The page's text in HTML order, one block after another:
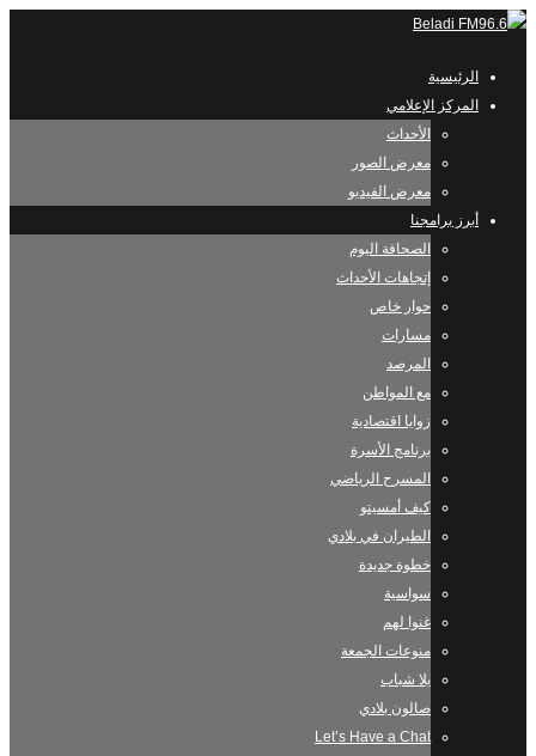
الرئيسية
المركز الإعلامي
الأحداث
معرض الصور
معرض الفيديو
أبرز برامجنا
الصحافة اليوم
إتجاهات الأحداث
حوار خاص
مسارات
المرصد
مع المواطن
زوايا اقتصادية
برنامج الأسرة
المسرح الرياضي
كيف أمسيتو
الطيران في بلادي
خطوة جديدة
سواسية
غنوا لهم
منوعات الجمعة
يلا شباب
صالون بلادي
Let’s Have a Chat